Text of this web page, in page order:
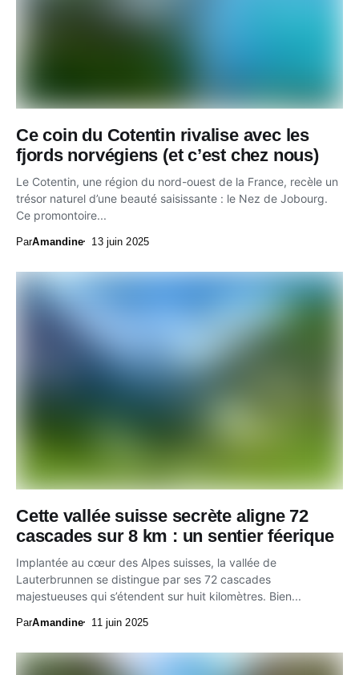
Ce coin du Cotentin rivalise avec les
fjords norvégiens (et c’est chez nous)
Le Cotentin, une région du nord-ouest de la France, recèle un
trésor naturel d’une beauté saisissante : le Nez de Jobourg.
Ce promontoire...
ParAmandine 13 juin 2025
Cette vallée suisse secrète aligne 72
cascades sur 8 km : un sentier féerique
Implantée au cœur des Alpes suisses, la vallée de
Lauterbrunnen se distingue par ses 72 cascades
majestueuses qui s’étendent sur huit kilomètres. Bien...
ParAmandine 11 juin 2025